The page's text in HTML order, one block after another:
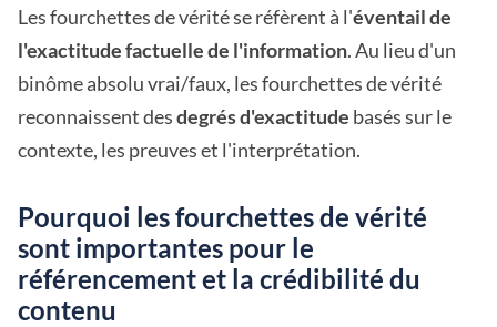
Les fourchettes de vérité se réfèrent à l'éventail de
l'exactitude factuelle de l'information. Au lieu d'un
binôme absolu vrai/faux, les fourchettes de vérité
reconnaissent desdegrés d'exactitude basés sur le
contexte, les preuves et l'interprétation.
Pourquoi les fourchettes de vérité
sont importantes pour le
référencement et la crédibilité du
contenu